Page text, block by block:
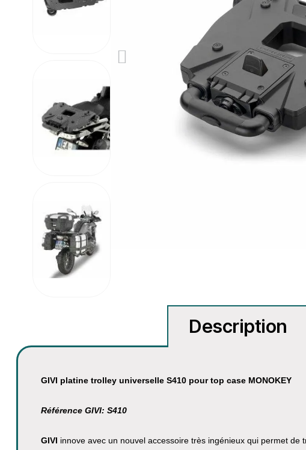
Description
GIVI platine trolley universelle S410 pour top case MONOKEY
Référence GIVI: S410
GIVI innove avec un nouvel accessoire très ingénieux qui permet